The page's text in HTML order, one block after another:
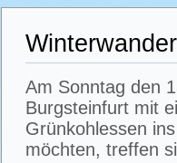
Am Sonntag den
Burgsteinfurt mit
Grünkohlessen
möchten, treffen